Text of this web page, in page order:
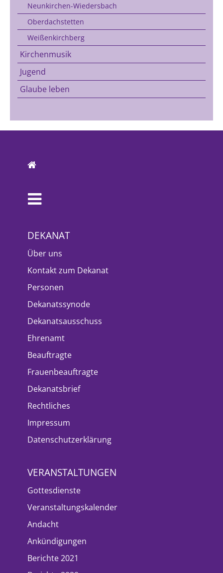
Neunkirchen-Wiedersbach
Oberdachstetten
Weißenkirchberg
Kirchenmusik
Jugend
Glaube leben
DEKANAT
Über uns
Kontakt zum Dekanat
Personen
Dekanatssynode
Dekanatsausschuss
Ehrenamt
Beauftragte
Frauenbeauftragte
Dekanatsbrief
Rechtliches
Impressum
Datenschutzerklärung
VERANSTALTUNGEN
Gottesdienste
Veranstaltungskalender
Andacht
Ankündigungen
Berichte 2021